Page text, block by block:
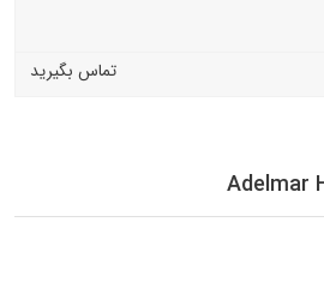
تماس بگیرید